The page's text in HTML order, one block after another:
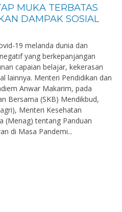
MUKA TERBATAS
DAMPAK SOSIAL
19 melanda dunia dan
yang berkepanjangan
capaian belajar, kekerasan
lainnya. Menteri Pendidikan dan
Anwar Makarim, pada
Bersama (SKB) Mendikbud,
Menteri Kesehatan
(Menag) tentang Panduan
di Masa Pandemi...